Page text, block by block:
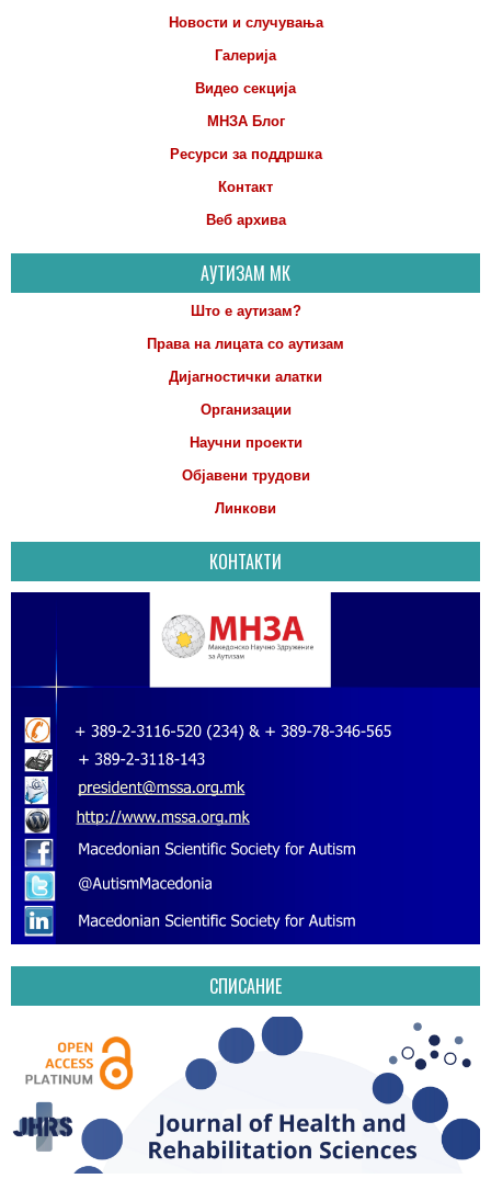
Новости и случувања
Галерија
Видео секција
МНЗА Блог
Ресурси за поддршка
Контакт
Веб архива
АУТИЗАМ МК
Што е аутизам?
Права на лицата со аутизам
Дијагностички алатки
Организации
Научни проекти
Објавени трудови
Линкови
КОНТАКТИ
СПИСАНИЕ